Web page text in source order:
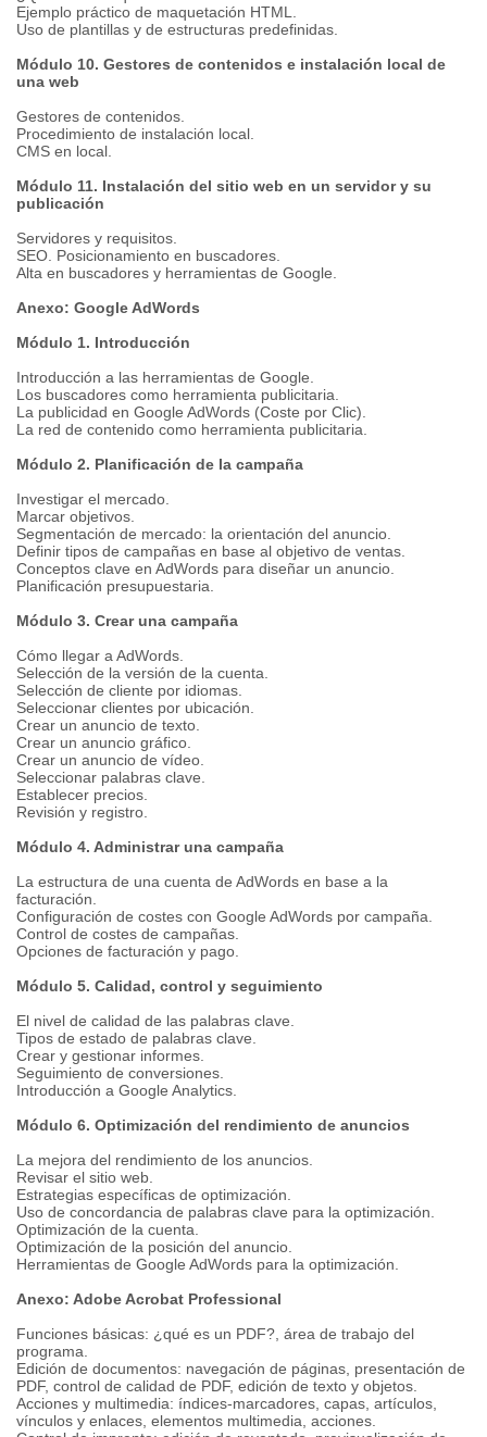
Ejemplo práctico de maquetación HTML.
Uso de plantillas y de estructuras predefinidas.
Módulo 10. Gestores de contenidos e instalación local de
una web
Gestores de contenidos.
Procedimiento de instalación local.
CMS en local.
Módulo 11. Instalación del sitio web en un servidor y su
publicación
Servidores y requisitos.
SEO. Posicionamiento en buscadores.
Alta en buscadores y herramientas de Google.
Anexo: Google AdWords
Módulo 1. Introducción
Introducción a las herramientas de Google.
Los buscadores como herramienta publicitaria.
La publicidad en Google AdWords (Coste por Clic).
La red de contenido como herramienta publicitaria.
Módulo 2. Planificación de la campaña
Investigar el mercado.
Marcar objetivos.
Segmentación de mercado: la orientación del anuncio.
Definir tipos de campañas en base al objetivo de ventas.
Conceptos clave en AdWords para diseñar un anuncio.
Planificación presupuestaria.
Módulo 3. Crear una campaña
Cómo llegar a AdWords.
Selección de la versión de la cuenta.
Selección de cliente por idiomas.
Seleccionar clientes por ubicación.
Crear un anuncio de texto.
Crear un anuncio gráfico.
Crear un anuncio de vídeo.
Seleccionar palabras clave.
Establecer precios.
Revisión y registro.
Módulo 4. Administrar una campaña
La estructura de una cuenta de AdWords en base a la
facturación.
Configuración de costes con Google AdWords por campaña.
Control de costes de campañas.
Opciones de facturación y pago.
Módulo 5. Calidad, control y seguimiento
El nivel de calidad de las palabras clave.
Tipos de estado de palabras clave.
Crear y gestionar informes.
Seguimiento de conversiones.
Introducción a Google Analytics.
Módulo 6. Optimización del rendimiento de anuncios
La mejora del rendimiento de los anuncios.
Revisar el sitio web.
Estrategias específicas de optimización.
Uso de concordancia de palabras clave para la optimización.
Optimización de la cuenta.
Optimización de la posición del anuncio.
Herramientas de Google AdWords para la optimización.
Anexo: Adobe Acrobat Professional
Funciones básicas: ¿qué es un PDF?, área de trabajo del
programa.
Edición de documentos: navegación de páginas, presentación de
PDF, control de calidad de PDF, edición de texto y objetos.
Acciones y multimedia: índices-marcadores, capas, artículos,
vínculos y enlaces, elementos multimedia, acciones.